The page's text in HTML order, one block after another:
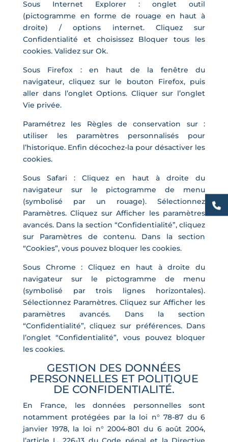
Sous Internet Explorer : onglet outil
(pictogramme en forme de rouage en haut à
droite) / options internet. Cliquez sur
Confidentialité et choisissez Bloquer tous les
cookies. Validez sur Ok.
Sous Firefox : en haut de la fenêtre du
navigateur, cliquez sur le bouton Firefox, puis
aller dans l’onglet Options. Cliquer sur l’onglet
Vie privée.
Paramétrez les Règles de conservation sur :
utiliser les paramètres personnalisés pour
l’historique. Enfin décochez-la pour désactiver les
cookies.
Sous Safari : Cliquez en haut à droite du
navigateur sur le pictogramme de menu
(symbolisé par un rouage). Sélectionnez
Paramètres. Cliquez sur Afficher les paramètres
avancés. Dans la section “Confidentialité”, cliquez
sur Paramètres de contenu. Dans la section
“Cookies”, vous pouvez bloquer les cookies.
Sous Chrome : Cliquez en haut à droite du
navigateur sur le pictogramme de menu
(symbolisé par trois lignes horizontales).
Sélectionnez Paramètres. Cliquez sur Afficher les
paramètres avancés. Dans la section
“Confidentialité”, cliquez sur préférences. Dans
l’onglet “Confidentialité”, vous pouvez bloquer
les cookies.
GESTION DES DONNÉES
PERSONNELLES ET POLITIQUE
DE CONFIDENTIALITÉ.
En France, les données personnelles sont
notamment protégées par la loi n° 78-87 du 6
janvier 1978, la loi n° 2004-801 du 6 août 2004,